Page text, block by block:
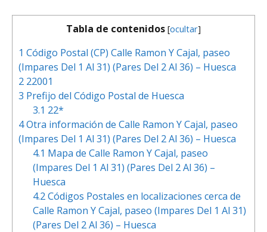
Tabla de contenidos [ocultar]
1 Código Postal (CP) Calle Ramon Y Cajal, paseo
(Impares Del 1 Al 31) (Pares Del 2 Al 36) – Huesca
2 22001
3 Prefijo del Código Postal de Huesca
3.1 22*
4Otra información de Calle Ramon Y Cajal, paseo
(Impares Del 1 Al 31) (Pares Del 2 Al 36) – Huesca
4.1 Mapa de Calle Ramon Y Cajal, paseo
(Impares Del 1 Al 31) (Pares Del 2 Al 36) –
Huesca
4.2Códigos Postales en localizaciones cerca de
Calle Ramon Y Cajal, paseo (Impares Del 1 Al 31)
(Pares Del 2 Al 36) – Huesca